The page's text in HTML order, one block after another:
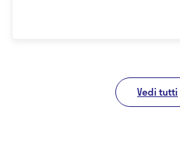
Vedi tutti